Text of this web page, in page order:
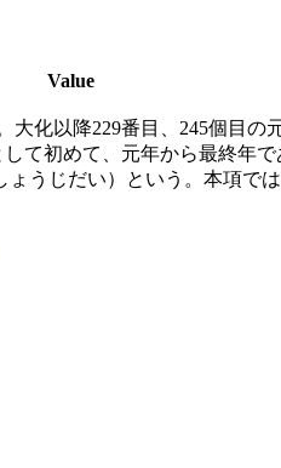
Value
化以降229番目、245個目の
て初めて、元年から最終年
うじだい）という。本項で